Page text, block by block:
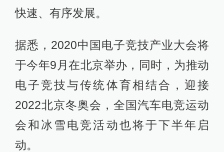
快速、有序发展。
据悉，2020中国电子竞技产业大会将
于今年9月在北京举办，同时，为推动
电子竞技与传统体育相结合，迎接
2022北京冬奥会，全国汽车电竞运动
会和冰雪电竞活动也将于下半年启
动。